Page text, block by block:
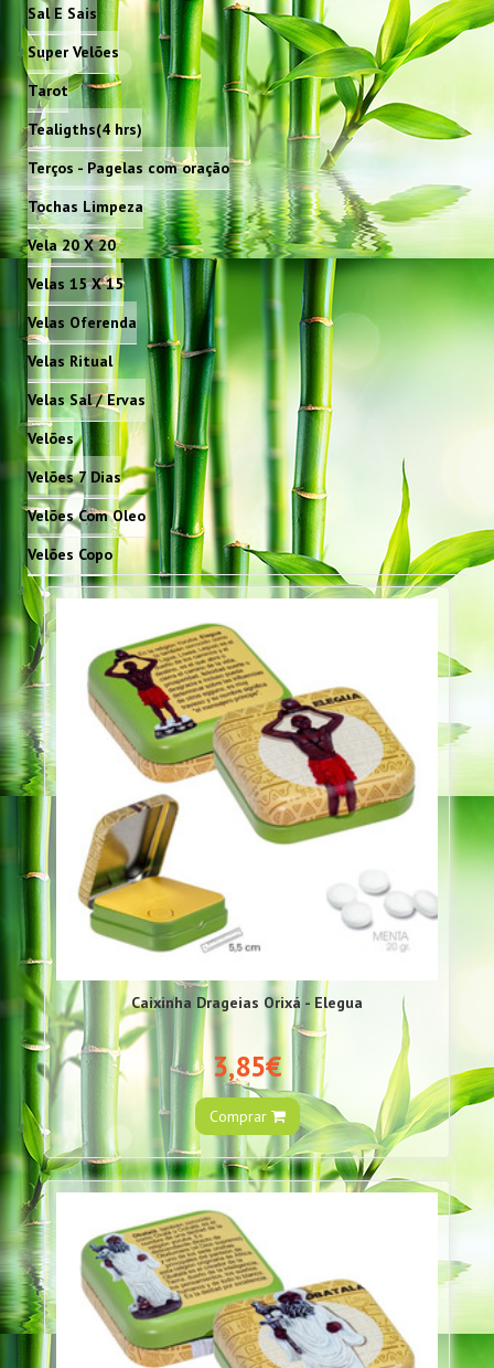
Sal E Sais
Super Velões
Tarot
Tealigths(4 hrs)
Terços - Pagelas com oração
Tochas Limpeza
Vela 20 X 20
Velas 15 X 15
Velas Oferenda
Velas Ritual
Velas Sal / Ervas
Velões
Velões 7 Dias
Velões Com Oleo
Velões Copo
Caixinha Drageias Orixá - Elegua
3,85€
Comprar